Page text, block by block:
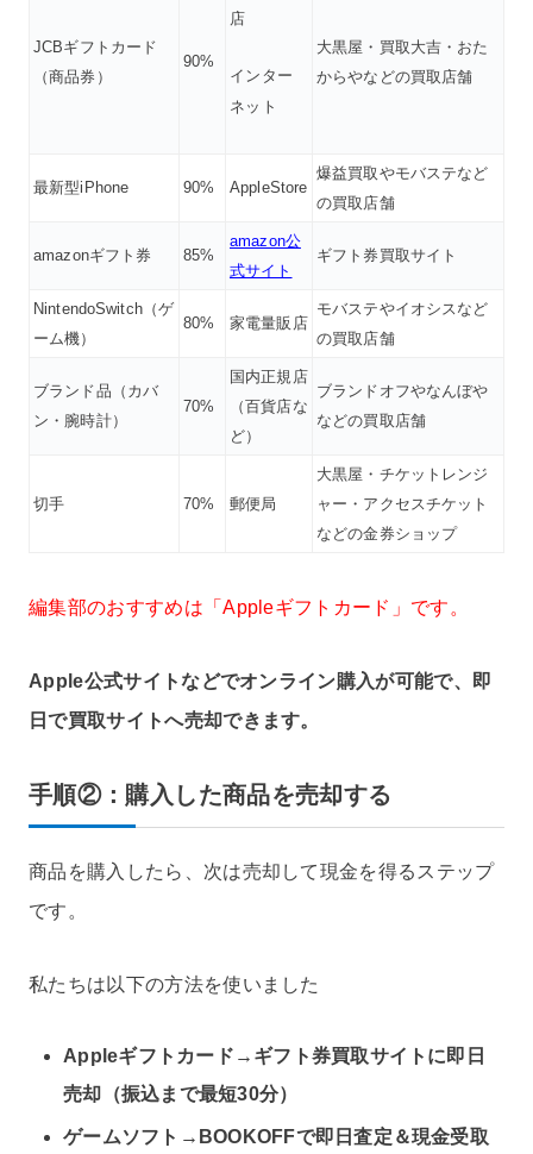
JCBギフトカード
（商品券）
90%
店
インター
ネット
大黒屋・買取大吉・おた
からやなどの買取店舗
最新型iPhone 90% AppleStore
爆益買取やモバステなど
の買取店舗
amazonギフト券 85%
amazon公
式サイト
ギフト券買取サイト
NintendoSwitch（ゲ
ーム機）
80% 家電量販店
モバステやイオシスなど
の買取店舗
ブランド品（カバ
ン・腕時計）
70%
国内正規店
（百貨店な
ど）
ブランドオフやなんぼや
などの買取店舗
切手 70% 郵便局
大黒屋・チケットレンジ
ャー・アクセスチケット
などの金券ショップ
編集部のおすすめは「Appleギフトカード」です。
Apple公式サイトなどでオンライン購入が可能で、即
日で買取サイトへ売却できます。
手順②：購入した商品を売却する
商品を購入したら、次は売却して現金を得るステップ
です。
私たちは以下の方法を使いました
Appleギフトカード→ギフト券買取サイトに即日
売却（振込まで最短30分）
ゲームソフト→BOOKOFFで即日査定＆現金受取